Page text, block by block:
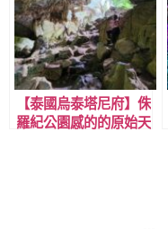
【泰國烏泰塔尼府】侏
羅紀公園感的的原始天